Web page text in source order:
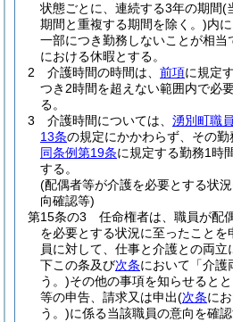
状態ごとに、連続する3年の期間(
期間と重複する期間を除く。)内
一部につき勤務しないことが相当
における休暇とする。
2
介護時間の時間は、 前項に規定
つき2時間を超えない範囲内で必
る。
3
介護時間については、 湧別町職
13条の規定にかかわらず、その勤
同条例第19条に規定する勤務1時
する。
(配偶者等が介護を必要とする状
向確認等)
第15条の3
任命権者は、職員が配
を必要とする状況に至ったこと
員に対して、仕事と介護との両
下この条及び次条において「介護
う。)その他の事項を知らせると
等の申告、請求又は申出(次条に
う。)に係る当該職員の意向を確